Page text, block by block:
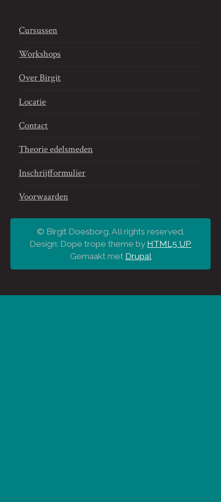
Cursussen
Workshops
Over Birgit
Locatie
Contact
Theorie edelsmeden
Inschrijfformulier
Voorwaarden
© Birgit Doesborg. All rights reserved.
Design: Dope trope theme by HTML5 UP
Gemaakt met Drupal